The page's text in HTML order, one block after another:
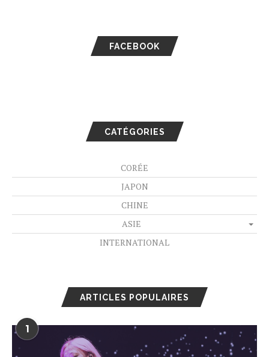
FACEBOOK
CATÉGORIES
CORÉE
JAPON
CHINE
ASIE
INTERNATIONAL
ARTICLES POPULAIRES
1